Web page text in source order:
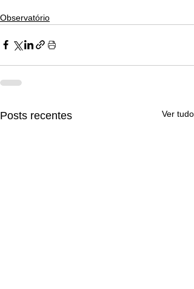
Observatório
Posts recentes Ver tudo